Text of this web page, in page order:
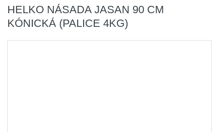
HELKO NÁSADA JASAN 90 CM
KÓNICKÁ (PALICE 4KG)